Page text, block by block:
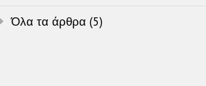
Όλα τα άρθρα (5)